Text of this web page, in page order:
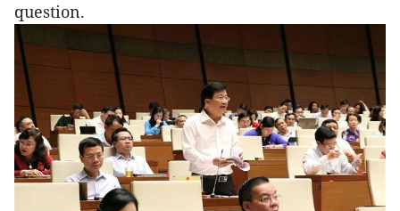
question.